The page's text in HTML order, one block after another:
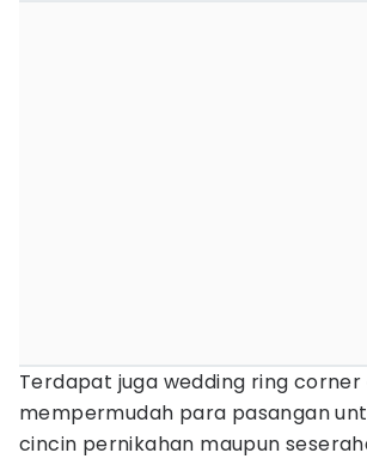
Terdapat juga wedding ring corner
mempermudah para pasangan
cincin pernikahan maupun